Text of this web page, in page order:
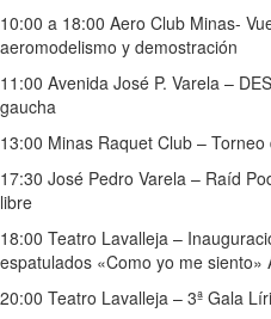
10:00 a 18:00 Aero Club Minas-
aeromodelismo y demostración
11:00 Avenida José P. Varela –
gaucha
13:00 Minas Raquet Club – Torneo
17:30 José Pedro Varela – Raíd
libre
18:00 Teatro Lavalleja –
espatulados «Como yo me
20:00 Teatro Lavalleja – 3ª Gala